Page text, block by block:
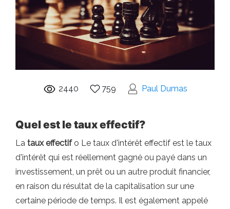
2440 759 Paul Dumas
Quel est le taux effectif?
La taux effectifo Le taux d'intérêt effectif est le taux
d'intérêt qui est réellement gagné ou payé dans un
investissement, un prêt ou un autre produit financier,
en raison du résultat de la capitalisation sur une
certaine période de temps. Il est également appelé